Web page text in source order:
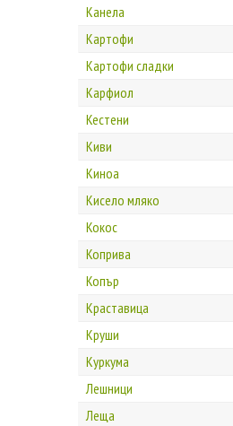
Канела
Картофи
Картофи сладки
Карфиол
Кестени
Киви
Киноа
Кисело мляко
Кокос
Коприва
Копър
Краставица
Круши
Куркума
Лешници
Леща